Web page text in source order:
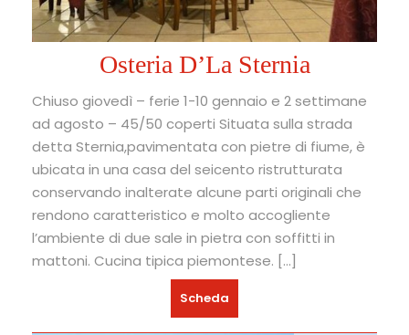
Osteria D’La Sternia
Chiuso giovedì – ferie 1-10 gennaio e 2 settimane
ad agosto – 45/50 coperti Situata sulla strada
detta Sternia,pavimentata con pietre di fiume, è
ubicata in una casa del seicento ristrutturata
conservando inalterate alcune parti originali che
rendono caratteristico e molto accogliente
l’ambiente di due sale in pietra con soffitti in
mattoni. Cucina tipica piemontese. […]
Scheda